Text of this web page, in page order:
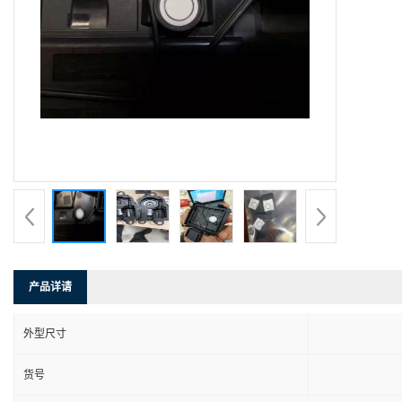
产品详请
外型尺寸
货号